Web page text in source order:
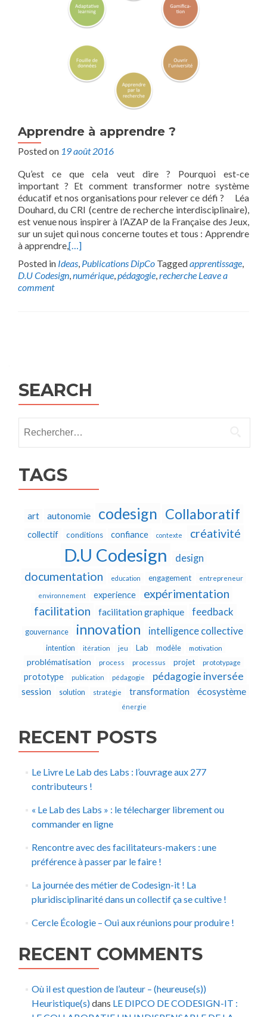
Apprendre à apprendre ?
Posted on 19 août 2016
Qu’est ce que cela veut dire ? Pourquoi est-ce
important ? Et comment transformer notre système
éducatif et nos organisations pour relever ce défi ? Léa
Douhard, du CRI (centre de recherche interdisciplinaire),
est venue nous inspirer à l’AZAP de la Française des Jeux,
sur un sujet qui nous concerne toutes et tous : Apprendre
à apprendre,[…]
Posted in Ideas, Publications DipCo Taggedapprentissage,
D.U Codesign,numérique,pédagogie,recherche Leave a
comment
SEARCH
TAGS
art autonomie codesign Collaboratif
collectif conditions confiance contexte créativité
D.U Codesign design
documentation education engagement entrepreneur
environnement experience
expérimentation
facilitation
facilitation graphique feedback
gouvernance innovation intelligence collective
intention itération jeu Lab modèle motivation
problématisation process processus projet prototypage
prototype publication pédagogie pédagogie inversée
session solution stratégie transformation écosystème
énergie
RECENT POSTS
Le Livre Le Lab des Labs : l’ouvrage aux 277
contributeurs !
« Le Lab des Labs » : le télecharger librement ou
commander en ligne
Rencontre avec des facilitateurs-makers : une
préférence à passer par le faire !
La journée des métier de Codesign-it ! La
pluridisciplinarité dans un collectif ça se cultive !
Cercle Écologie – Oui aux réunions pour produire !
RECENT COMMENTS
Où il est question de l’auteur – (heureuse(s))
Heuristique(s)dans LE DIPCO DE CODESIGN-IT :